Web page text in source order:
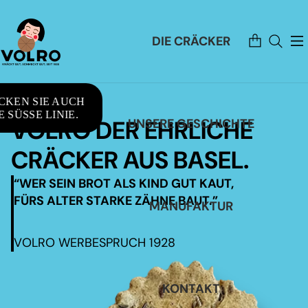
DIE CRÄCKER
UNSERE GESCHICHTE
MANUFAKTUR
KONTAKT
Artikel
im
Warenkorb
SIE AUCH
SÜSSE LINIE.
VOLRO DER EHRLICHE
CRÄCKER AUS BASEL.
“WER SEIN BROT ALS KIND GUT KAUT,
FÜRS ALTER STARKE ZÄHNE BAUT.”
VOLRO WERBESPRUCH 1928